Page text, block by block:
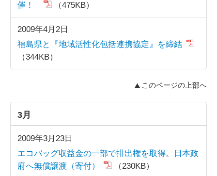
催！
（475KB）
2009年4月2日
福島県と『地域活性化包括連携協定』を締結
（344KB）
このページの上部へ
3月
2009年3月23日
エコバッグ収益金の一部で排出権を取得。日本政
府へ無償譲渡（寄付）
（230KB）